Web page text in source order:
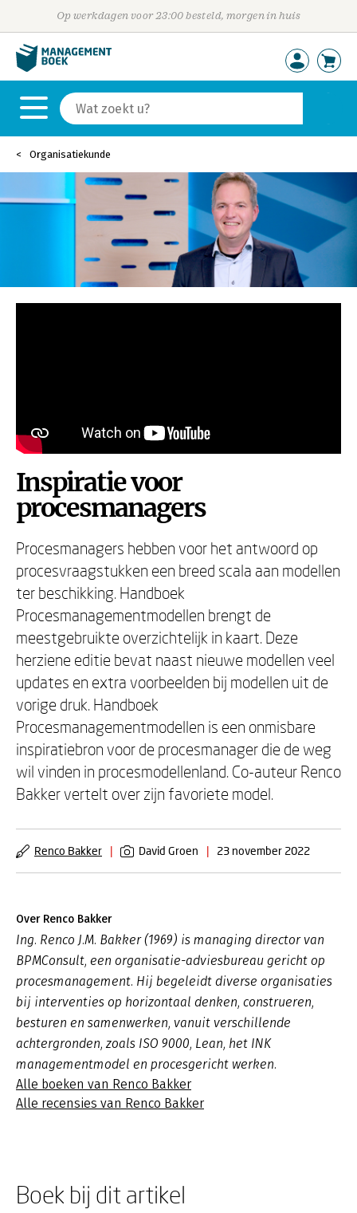
Op werkdagen voor 23:00 besteld, morgen in huis
Organisatiekunde
Inspiratie voor
procesmanagers
Procesmanagers hebben voor het antwoord op
procesvraagstukken een breed scala aan modellen
ter beschikking. Handboek
Procesmanagementmodellen brengt de
meestgebruikte overzichtelijk in kaart. Deze
herziene editie bevat naast nieuwe modellen veel
updates en extra voorbeelden bij modellen uit de
vorige druk. Handboek
Procesmanagementmodellen is een onmisbare
inspiratiebron voor de procesmanager die de weg
wil vinden in procesmodellenland. Co-auteur Renco
Bakker vertelt over zijn favoriete model.
Renco Bakker | David Groen | 23 november 2022
Over Renco Bakker
Ing. Renco J.M. Bakker (1969) is managing director van
BPMConsult, een organisatie-adviesbureau gericht op
procesmanagement. Hij begeleidt diverse organisaties
bij interventies op horizontaal denken, construeren,
besturen en samenwerken, vanuit verschillende
achtergronden, zoals ISO 9000, Lean, het INK
managementmodel en procesgericht werken.
Alle boeken van Renco Bakker
Alle recensies van Renco Bakker
Boek bij dit artikel